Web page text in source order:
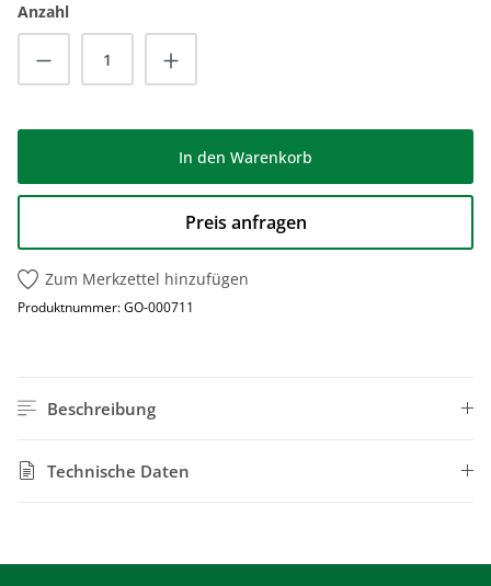
Anzahl
Produkt Anzahl: Gib den gewünschten
In den Warenkorb
Preis anfragen
Zum Merkzettel hinzufügen
Produktnummer:GO-000711
Beschreibung
Technische Daten